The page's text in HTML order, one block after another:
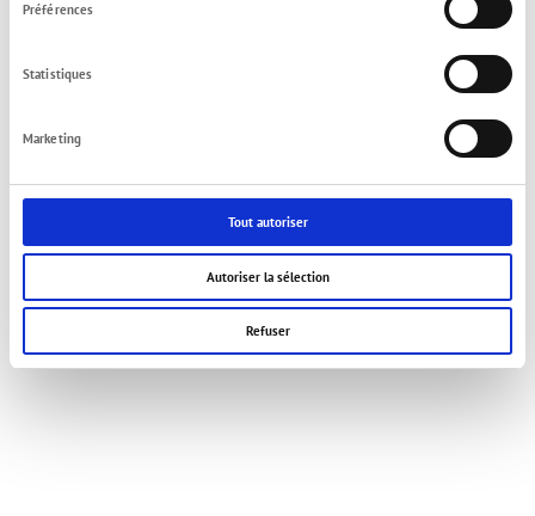
Préférences
Statistiques
Marketing
Tout autoriser
Autoriser la sélection
Refuser